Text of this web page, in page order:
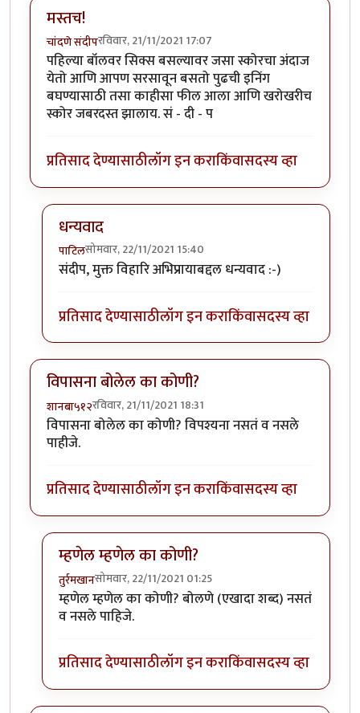
मस्तच!
चांदणे संदीपरविवार, 21/11/2021 17:07
पहिल्या बॉलवर सिक्स बसल्यावर जसा स्कोरचा अंदाज
येतो आणि आपण सरसावून बसतो पुढची इनिंग
बघण्यासाठी तसा काहीसा फील आला आणि खरोखरीच
स्कोर जबरदस्त झालाय. सं - दी - प
प्रतिसाद देण्यासाठीलॉग इन कराकिंवासदस्य व्हा
धन्यवाद
पाटिलसोमवार, 22/11/2021 15:40
In reply toमस्तच!byचांदणे संदीप
संदीप, मुक्त विहारि अभिप्रायाबद्दल धन्यवाद :-)
प्रतिसाद देण्यासाठीलॉग इन कराकिंवासदस्य व्हा
विपासना बोलेल का कोणी?
शानबा५१२रविवार, 21/11/2021 18:31
विपासना बोलेल का कोणी? विपश्यना नसतं व नसले
पाहीजे.
प्रतिसाद देण्यासाठीलॉग इन कराकिंवासदस्य व्हा
म्हणेल म्हणेल का कोणी?
तुर्रमखानसोमवार, 22/11/2021 01:25
In reply toविपासना बोलेल का कोणी?byशानबा५१२
म्हणेल म्हणेल का कोणी? बोलणे (एखादा शब्द) नसतं
व नसले पाहिजे.
प्रतिसाद देण्यासाठीलॉग इन कराकिंवासदस्य व्हा